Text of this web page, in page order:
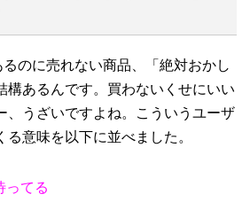
のに売れない商品、「絶対おかし
構あるんです。買わないくせにいい
、うざいですよね。こういうユーザ
意味を以下に並べました。
ってる